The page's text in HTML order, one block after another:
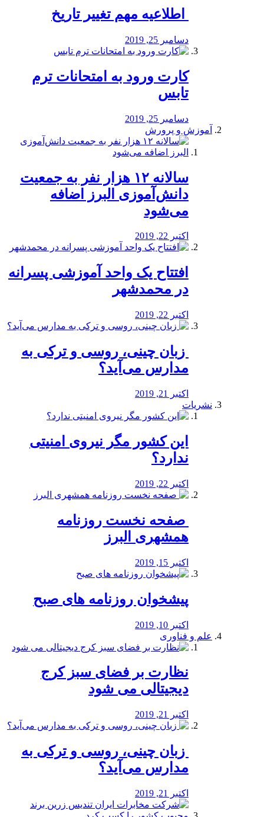
️ اطلاعیه مهم تغییر تاریخ
دسامبر 25, 2019
کارت ورود به امتحانات ترم
تابس
دسامبر 25, 2019
آموزش و پرورش
️سالانه ۱۲ هزار نفر به جمعیت
دانش‌آموزی البرز اضافه
می‌شود
اکتبر 22, 2019
افتتاح یک واحد آموزشی پسرانه
در محمدشهر
اکتبر 22, 2019
️ زبان چینی، روسی و ترکی به
مدارس می‌آید؟
اکتبر 21, 2019
نشریات
این کشور مگر نیروی امنیتی
ندارد؟
اکتبر 22, 2019
️ صفحه نخست روزنامه‌
همشهری البرز
اکتبر 15, 2019
پیشخوان روزنامه های صبح
اکتبر 10, 2019
علم و فناوری
نظارت بر فضای سبز کرج
دیجیتالی می شود
اکتبر 21, 2019
️ زبان چینی، روسی و ترکی به
مدارس می‌آید؟
اکتبر 21, 2019